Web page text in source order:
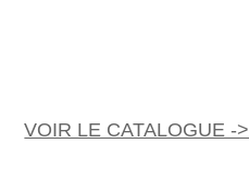
VOIR LE CATALOGUE ->